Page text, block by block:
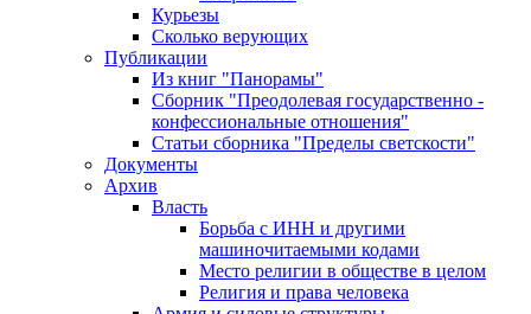
Курьезы
Сколько верующих
Публикации
Из книг "Панорамы"
Сборник "Преодолевая государственно -
конфессиональные отношения"
Статьи сборника "Пределы светскости"
Документы
Архив
Власть
Борьба с ИНН и другими
машиночитаемыми кодами
Место религии в обществе в целом
Религия и права человека